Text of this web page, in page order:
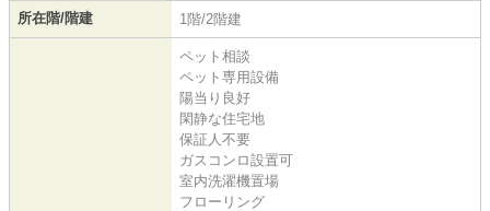
所在階/階建 1階/2階建
ペット相談
ペット専用設備
陽当り良好
閑静な住宅地
保証人不要
ガスコンロ設置可
室内洗濯機置場
フローリング